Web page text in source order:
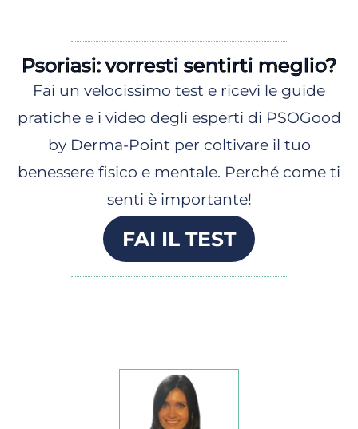
Psoriasi: vorresti sentirti meglio?
Fai un velocissimo test e ricevi le guide
pratiche e i video degli esperti di PSOGood
by Derma-Point per coltivare il tuo
benessere fisico e mentale. Perché come ti
senti è importante!
FAI IL TEST